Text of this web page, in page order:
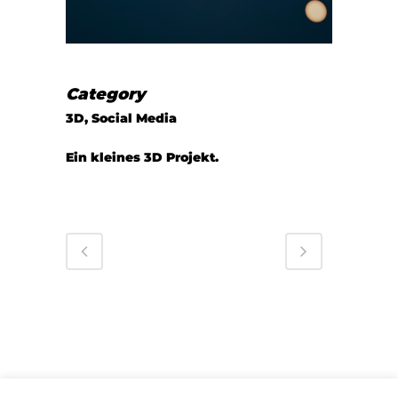
Category
3D, Social Media
Ein kleines 3D Projekt.